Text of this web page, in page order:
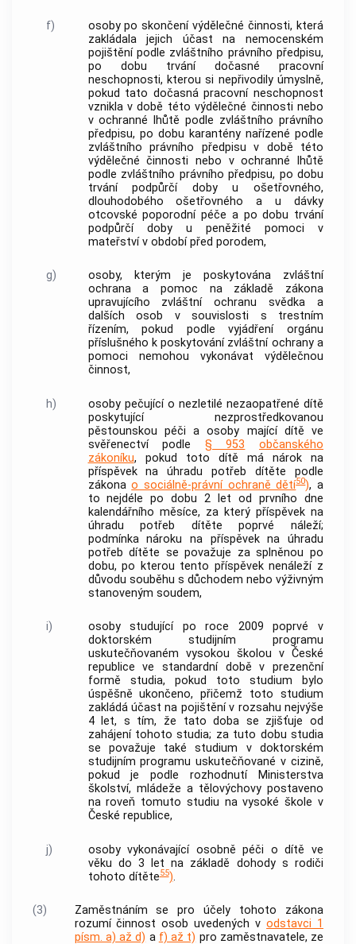
f) osoby po skončenívýdělečné činnosti, která
zakládala jejich účast na nemocenském
pojištění podle zvláštního právního předpisu,
po dobu trvání dočasné pracovní
neschopnosti, kterou si nepřivodily úmyslně,
pokud tato dočasná pracovní neschopnost
vznikla v době tétovýdělečné činnosti nebo
v ochranné lhůtě podle zvláštního právního
předpisu, po dobu karantény nařízené podle
zvláštního právního předpisu v době této
výdělečné činnosti nebo v ochranné lhůtě
podle zvláštního právního předpisu, po dobu
trvání podpůrčí doby u ošetřovného,
dlouhodobého ošetřovného a u dávky
otcovské poporodní péče a po dobu trvání
podpůrčí doby u peněžité pomoci v
mateřství v období před porodem,
g)
osoby, kterým je poskytována zvláštní
ochrana a pomoc na základě zákona
upravujícího zvláštní ochranu svědka a
dalších osob v souvislosti s trestním
řízením, pokud podle vyjádření orgánu
příslušného k poskytování zvláštní ochrany a
pomoci nemohou vykonávat výdělečnou
činnost,
h) osoby pečující o nezletilé nezaopatřené dítě
poskytující nezprostředkovanou
pěstounskou péči a osoby mající dítě ve
svěřenectví podle § 953
občanského
zákoníku, pokud toto dítě má nárok na
příspěvek na úhradu potřebdítěte podle
zákonao sociálně-právní ochraně dětí50), a
to nejdéle po dobu 2 let od prvního dne
kalendářního měsíce, za který příspěvek na
úhradu potřeb dítěte poprvé náleží;
podmínka nároku na příspěvek na úhradu
potřebdítěte se považuje za splněnou po
dobu, po kterou tento příspěvek nenáleží z
důvodu souběhu s důchodem nebo výživným
stanoveným soudem,
i)
osoby studující po roce 2009 poprvé v
doktorském studijním programu
uskutečňovaném vysokou školou v České
republice ve standardní době v prezenční
formě studia, pokud toto studium bylo
úspěšně ukončeno, přičemž toto studium
zakládá účast na pojištění v rozsahu nejvýše
4 let, s tím, že tato doba se zjišťuje od
zahájení tohoto studia; za tuto dobu studia
se považuje také studium v doktorském
studijním programu uskutečňované v cizině,
pokud je podle rozhodnutí Ministerstva
školství, mládeže a tělovýchovy postaveno
na roveň tomuto studiu na vysoké škole v
České republice,
j) osoby vykonávající osobně péči odítě ve
věku do 3 let na základě dohody s rodiči
tohoto dítěte55).
(3) Zaměstnáním se pro účely tohoto zákona
rozumí činnost osob uvedených vodstavci 1
písm. a) až d) a f) až t) pro zaměstnavatele, ze